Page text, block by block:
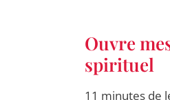
Ouvre
spirituel
11 minutes de
Ouvre
mes
yeux
:
prières